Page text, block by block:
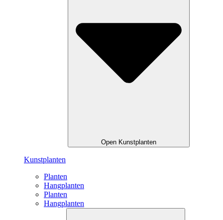
Open Kunstplanten
Kunstplanten
Planten
Hangplanten
Planten
Hangplanten